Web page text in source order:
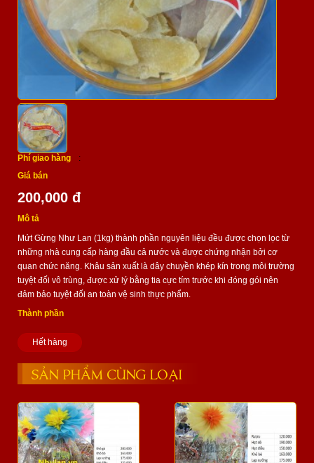
Phí giao hàng
:
Giá bán
200,000 đ
Mô tả
Mứt Gừng Như Lan (1kg) thành phần nguyên liệu đều được chọn lọc từ
những nhà cung cấp hàng đầu cả nước và được chứng nhận bởi cơ
quan chức năng. Khâu sản xuất là dây chuyền khép kín trong môi trường
tuyệt đối vô trùng, được xử lý bằng tia cực tím trước khi đóng gói nên
đảm bảo tuyệt đối an toàn vệ sinh thực phẩm.
Thành phần
Hết hàng
SẢN PHẨM CÙNG LOẠI